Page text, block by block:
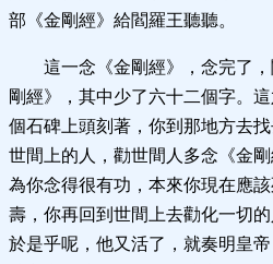
部《金剛經》給閻羅王聽聽。
這一念《金剛經》，念完了
剛經》，其中少了六十二個字。
個石碑上頭刻著，你到那地方去
世間上的人，勸世間人多念《金
為你念得很有功，本來你現在應
壽，你再回到世間上去勸化一切
於是乎呢，他又活了，就奏明皇